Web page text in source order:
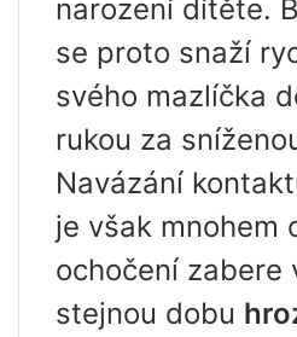
narození dítěte.
se proto snaží
svého mazlíčka
rukou za
Navázání
je však mnohem
ochočení zabere
stejnou dobu